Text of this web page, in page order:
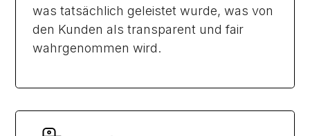
was tatsächlich geleistet wurde, was von
den Kunden als transparent und fair
wahrgenommen wird.